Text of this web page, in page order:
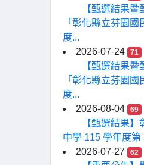
【甄選結果
「彰化縣立芬園
度...
2026-07-24
71
【甄選結果
「彰化縣立芬園
度...
2026-08-04
69
【甄選結果
中學 115 學年度第
2026-07-27
62